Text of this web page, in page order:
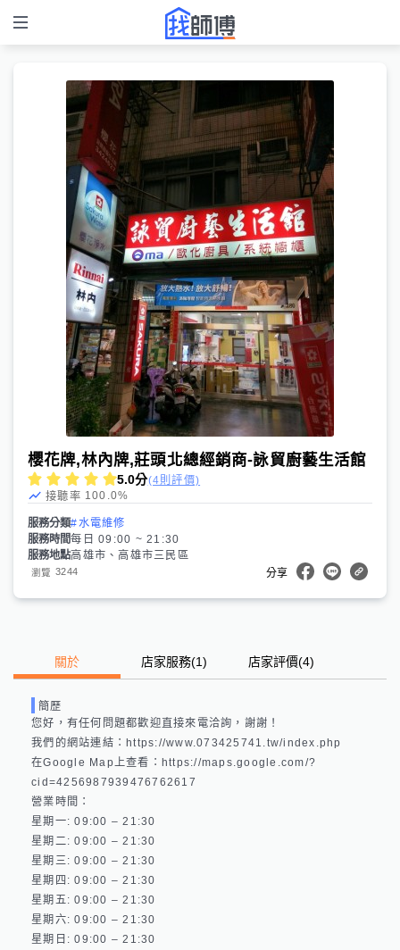
櫻花牌,林內牌,莊頭北總經銷商-詠貿廚藝生活館
5.0分(4則評價)
接聽率 100.0%
服務分類#水電維修
服務時間每日 09:00 ~ 21:30
服務地點高雄市、高雄市三民區
瀏覽 3244 分享
關於 店家服務(1) 店家評價(4)
簡歷
您好，有任何問題都歡迎直接來電洽詢，謝謝！
我們的網站連結：https://www.073425741.tw/index.php
在Google Map上查看：https://maps.google.com/?
cid=4256987939476762617
營業時間：
星期一: 09:00 – 21:30
星期二: 09:00 – 21:30
星期三: 09:00 – 21:30
星期四: 09:00 – 21:30
星期五: 09:00 – 21:30
星期六: 09:00 – 21:30